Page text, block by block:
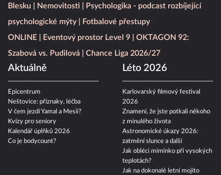
Blesku
Nemovitosti
Psychologika - podcast rozbíjející
psychologické mýty
Fotbalové přestupy
ONLINE
Eventový prostor Level 9
OKTAGON 92:
Szabová vs. Pudilová
Chance Liga 2026/27
Aktuálně
Epicentrum
Neštovice: příznaky, léčba
V čem jezdí Yamal a Mesii?
Kvízy pro seniory
Kalendář úplňků 2026
Co je bodycount?
Léto 2026
Karlovarský filmový festival
2026
Znamení, že jste potkali někoho
z minulého života
Astronomické úkazy 2026:
zatmění slunce a další
Jak obléci miminko při vysokých
teplotách?
Jak na dokonalé letní mojito